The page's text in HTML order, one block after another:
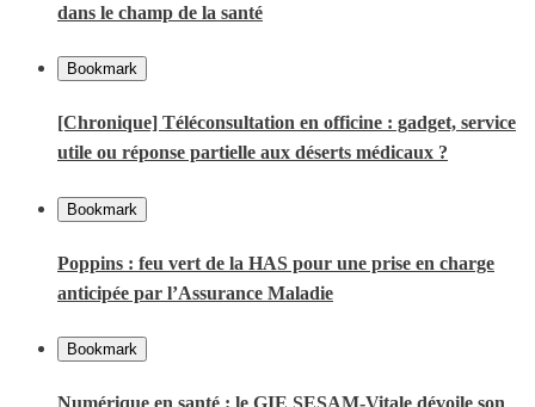
dans le champ de la santé
Bookmark
[Chronique] Téléconsultation en officine : gadget, service
utile ou réponse partielle aux déserts médicaux ?
Bookmark
Poppins : feu vert de la HAS pour une prise en charge
anticipée par l’Assurance Maladie
Bookmark